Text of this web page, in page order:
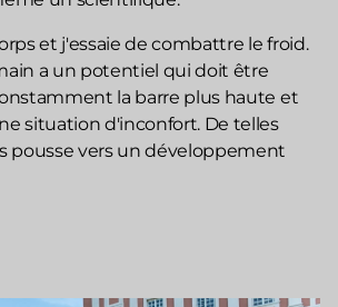
et j'essaie de combattre le froid.
a un potentiel qui doit être
la barre plus haute et
situation d'inconfort. De telles
pousse vers un développement